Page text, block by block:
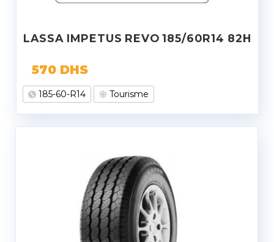
LASSA IMPETUS REVO 185/60R14 82H
570 DHS
185-60-R14 Tourisme